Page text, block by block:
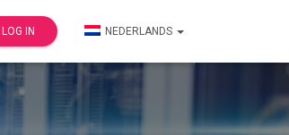
LOG IN NEDERLANDS